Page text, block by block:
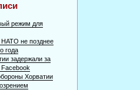
режим для
НАТО не позднее
года
задержали за
Facebook
Хорватии